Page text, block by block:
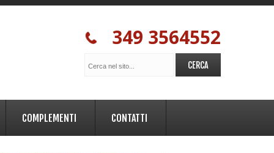
349 3564552
COMPLEMENTI CONTATTI